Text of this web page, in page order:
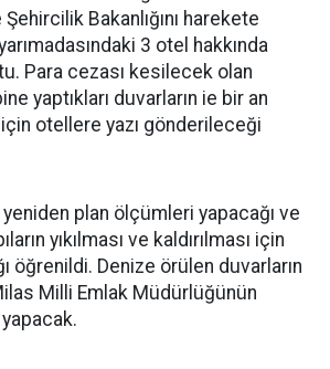
Bakanlığını harekete
3 otel hakkında
Para cezası kesilecek olan
yaptıkları duvarların ie bir an
için otellere yazı gönderileceği
plan ölçümleri yapacağı ve
yıkılması ve kaldırılması için
öğrenildi. Denize örülen duvarların
Milli Emlak Müdürlüğünün